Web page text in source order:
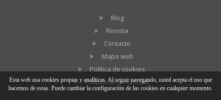
Esta web usa cookies propias y analíticas. Al seguir navegando, usted acepta el uso que
hacemos de estas. Puede cambiar la configuración de las cookies en cualquier momento.
Blog
Revista
Contacto
Mapa web
Política de cookies
Política de privacidad